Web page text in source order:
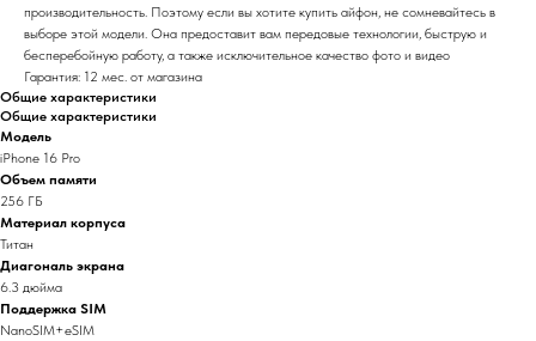
производительность. Поэтому если вы хотите купить айфон, не сомневайтесь в
выборе этой модели. Она предоставит вам передовые технологии, быструю и
бесперебойную работу, а также исключительное качество фото и видео
Гарантия: 12 мес. от магазина
Общие характеристики
Общие характеристики
Модель
iPhone 16 Pro
Объем памяти
256 ГБ
Материал корпуса
Титан
Диагональ экрана
6.3 дюйма
Поддержка SIM
NanoSIM+eSIM